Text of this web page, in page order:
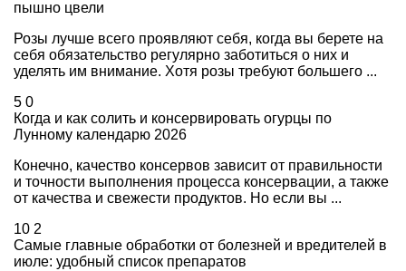
пышно цвели
Розы лучше всего проявляют себя, когда вы берете на
себя обязательство регулярно заботиться о них и
уделять им внимание. Хотя розы требуют большего ...
5 0
Когда и как солить и консервировать огурцы по
Лунному календарю 2026
Конечно, качество консервов зависит от правильности
и точности выполнения процесса консервации, а также
от качества и свежести продуктов. Но если вы ...
10 2
Самые главные обработки от болезней и вредителей в
июле: удобный список препаратов